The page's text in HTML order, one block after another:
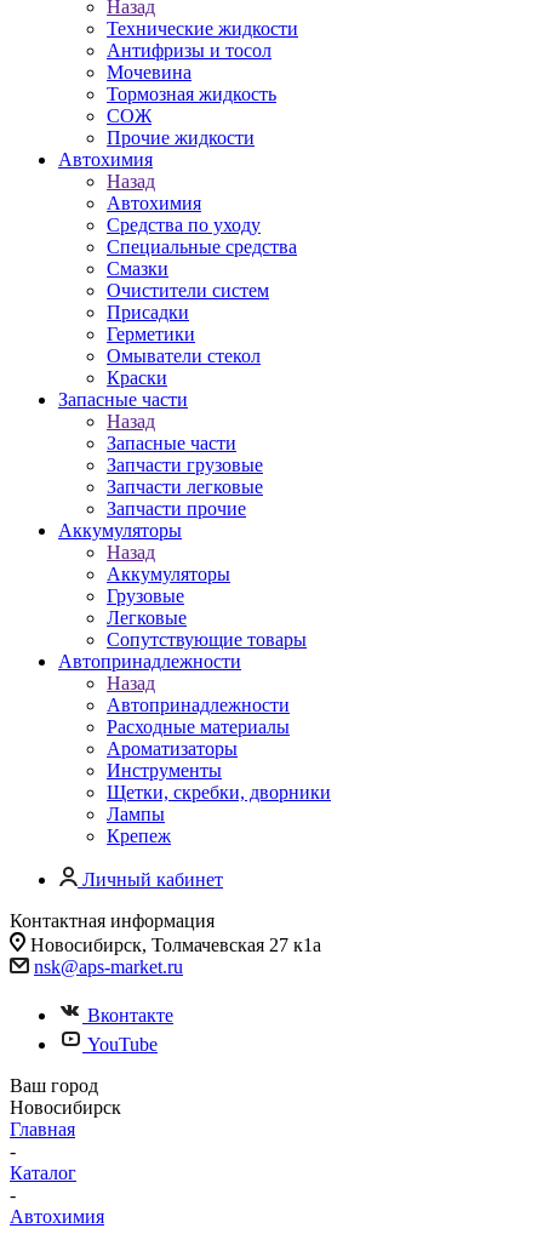
Назад
Технические жидкости
Антифризы и тосол
Мочевина
Тормозная жидкость
СОЖ
Прочие жидкости
Автохимия
Назад
Автохимия
Средства по уходу
Специальные средства
Смазки
Очистители систем
Присадки
Герметики
Омыватели стекол
Краски
Запасные части
Назад
Запасные части
Запчасти грузовые
Запчасти легковые
Запчасти прочие
Аккумуляторы
Назад
Аккумуляторы
Грузовые
Легковые
Сопутствующие товары
Автопринадлежности
Назад
Автопринадлежности
Расходные материалы
Ароматизаторы
Инструменты
Щетки, скребки, дворники
Лампы
Крепеж
Личный кабинет
Контактная информация
Новосибирск, Толмачевская 27 к1а
nsk@aps-market.ru
Вконтакте
YouTube
Ваш город
Новосибирск
Главная
-
Каталог
-
Автохимия